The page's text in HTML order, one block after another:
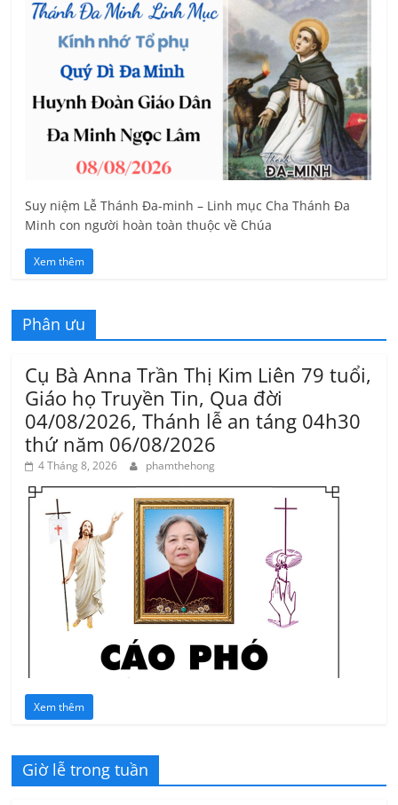
Suy niệm Lễ Thánh Đa-minh – Linh mục Cha Thánh Đa
Minh con người hoàn toàn thuộc về Chúa
Xem thêm
Phân ưu
Cụ Bà Anna Trần Thị Kim Liên 79 tuổi,
Giáo họ Truyền Tin, Qua đời
04/08/2026, Thánh lễ an táng 04h30
thứ năm 06/08/2026
4 Tháng 8, 2026 phamthehong
Xem thêm
Giờ lễ trong tuần